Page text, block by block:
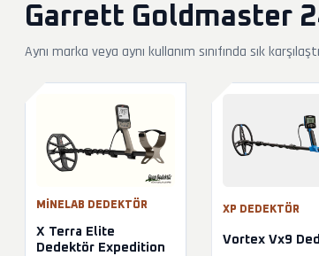
Garrett Goldmaster
Aynı marka veya aynı kullanım sınıfında sık
MINELAB DEDEKTÖR
X Terra Elite
Dedektör Expedition
XP DEDEKTÖR
Vortex Vx9